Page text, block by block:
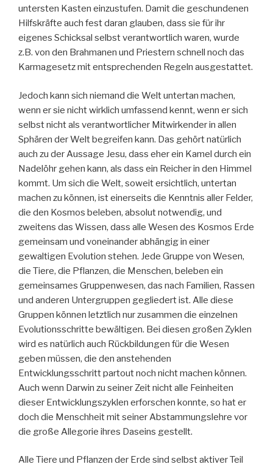
untersten Kasten einzustufen. Damit die geschundenen
Hilfskräfte auch fest daran glauben, dass sie für ihr
eigenes Schicksal selbst verantwortlich waren, wurde
z.B. von den Brahmanen und Priestern schnell noch das
Karmagesetz mit entsprechenden Regeln ausgestattet.
Jedoch kann sich niemand die Welt untertan machen,
wenn er sie nicht wirklich umfassend kennt, wenn er sich
selbst nicht als verantwortlicher Mitwirkender in allen
Sphären der Welt begreifen kann. Das gehört natürlich
auch zu der Aussage Jesu, dass eher ein Kamel durch ein
Nadelöhr gehen kann, als dass ein Reicher in den Himmel
kommt. Um sich die Welt, soweit ersichtlich, untertan
machen zu können, ist einerseits die Kenntnis aller Felder,
die den Kosmos beleben, absolut notwendig, und
zweitens das Wissen, dass alle Wesen des Kosmos Erde
gemeinsam und voneinander abhängig in einer
gewaltigen Evolution stehen. Jede Gruppe von Wesen,
die Tiere, die Pflanzen, die Menschen, beleben ein
gemeinsames Gruppenwesen, das nach Familien, Rassen
und anderen Untergruppen gegliedert ist. Alle diese
Gruppen können letztlich nur zusammen die einzelnen
Evolutionsschritte bewältigen. Bei diesen großen Zyklen
wird es natürlich auch Rückbildungen für die Wesen
geben müssen, die den anstehenden
Entwicklungsschritt partout noch nicht machen können.
Auch wenn Darwin zu seiner Zeit nicht alle Feinheiten
dieser Entwicklungszyklen erforschen konnte, so hat er
doch die Menschheit mit seiner Abstammungslehre vor
die große Allegorie ihres Daseins gestellt.
Alle Tiere und Pflanzen der Erde sind selbst aktiver Teil